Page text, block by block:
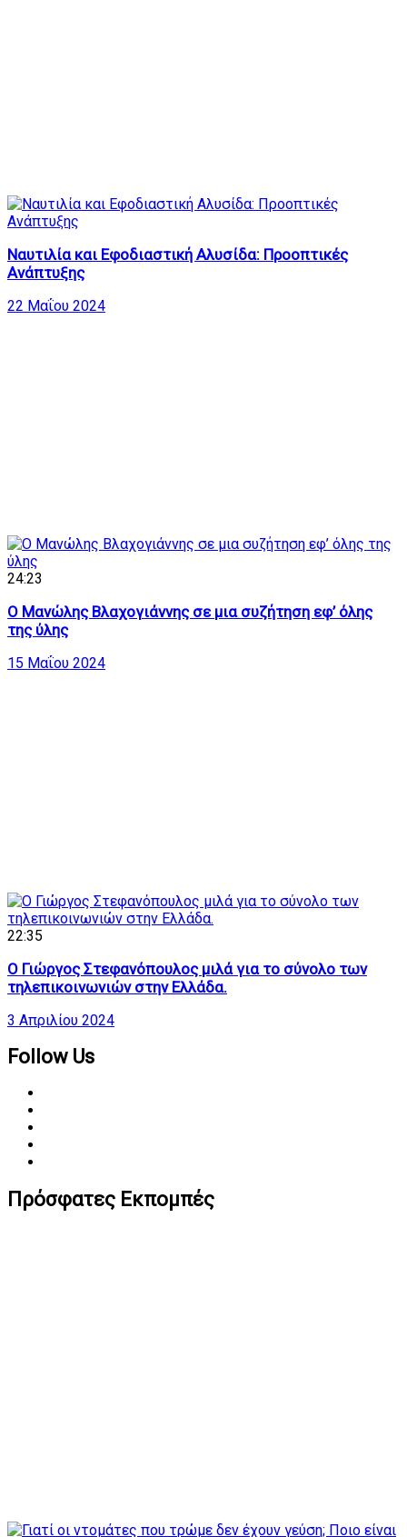
Ναυτιλία και Εφοδιαστική Αλυσίδα: Προοπτικές
Ανάπτυξης
22 Μαΐου 2024
24:23
Ο Μανώλης Βλαχογιάννης σε μια συζήτηση εφ’ όλης
της ύλης
15 Μαΐου 2024
22:35
Ο Γιώργος Στεφανόπουλος μιλά για το σύνολο των
τηλεπικοινωνιών στην Ελλάδα.
3 Απριλίου 2024
Follow Us
Πρόσφατες Εκπομπές